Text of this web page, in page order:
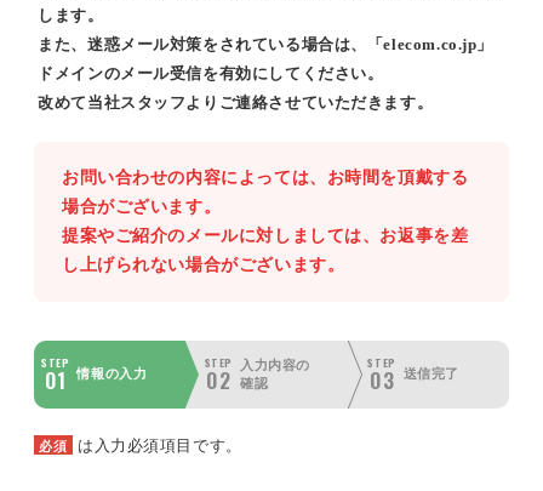
します。
また、迷惑メール対策をされている場合は、「elecom.co.jp」
ドメインのメール受信を有効にしてください。
改めて当社スタッフよりご連絡させていただきます。
お問い合わせの内容によっては、お時間を頂戴する
場合がございます。
提案やご紹介のメールに対しましては、お返事を差
し上げられない場合がございます。
STEP
01 情報の入力
STEP
02
入力内容の
確認
STEP
03 送信完了
必須 は入力必須項目です。